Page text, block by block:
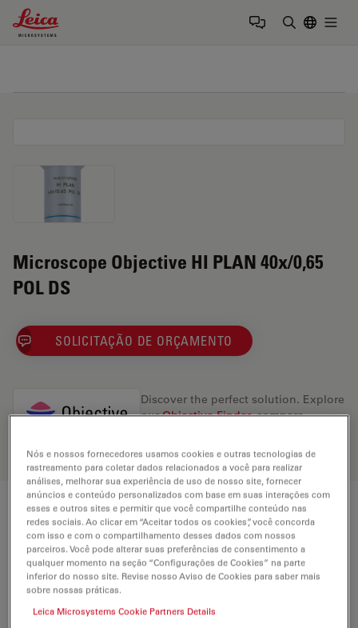
Leica Microsystems Logo
Microscope Objective HI PLAN 40x/0,65
POL DS
SOLICITAÇÃO DE ORÇAMENTO
Discover the perfect solution. Explore
ourObjective Finder, compare
your needs.
Technical Specs
Product Number 11556512
Correction Ring (CORR)
Nós e nossos fornecedores usamos cookies e outras tecnologias de
rastreamento para coletar dados relacionados a você para realizar
análises, melhorar sua experiência de uso de nosso site, fornecer
anúncios e conteúdo personalizados com base em suas interações com
esses e outros sites e permitir que você compartilhe conteúdo nas
redes sociais. Ao clicar em “Aceitar todos os cookies”, você concorda
com isso e com o compartilhamento desses dados com nossos
parceiros. Você pode alterar suas preferências de consentimento a
qualquer momento na seção “Configurações de Cookies” na parte
inferior do nosso site. Revise nosso Aviso de Cookies para saber mais
sobre nossas práticas.
Leica Microsystems Cookie Partners Details